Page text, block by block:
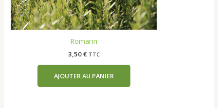
Romarin
3,50€ TTC
AJOUTER AU PANIER